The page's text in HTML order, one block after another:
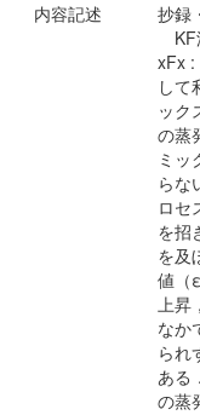
内容記述
抄録
KF
xFx :
して
ック
の蒸
ミッ
らな
ロセ
を招
を及
値（
上昇
なか
られ
ある
の蒸